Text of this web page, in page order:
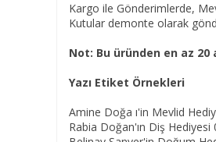
Kargo ile Gönderimlerde,
Kutular demonte olarak
Not: Bu üründen en az
Yazı Etiket Örnekleri
Amine Doğa ı'in Mevlid
Rabia Doğan'ın Diş Hediyesi